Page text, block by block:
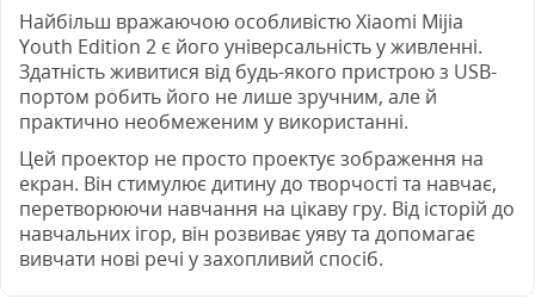
Найбільш вражаючою особливістю Xiaomi Mijia
Youth Edition 2 є його універсальність у живленні.
Здатність живитися від будь-якого пристрою з USB-
портом робить його не лише зручним, але й
практично необмеженим у використанні.
Цей проектор не просто проектує зображення на
екран. Він стимулює дитину до творчості та навчає,
перетворюючи навчання на цікаву гру. Від історій до
навчальних ігор, він розвиває уяву та допомагає
вивчати нові речі у захопливий спосіб.